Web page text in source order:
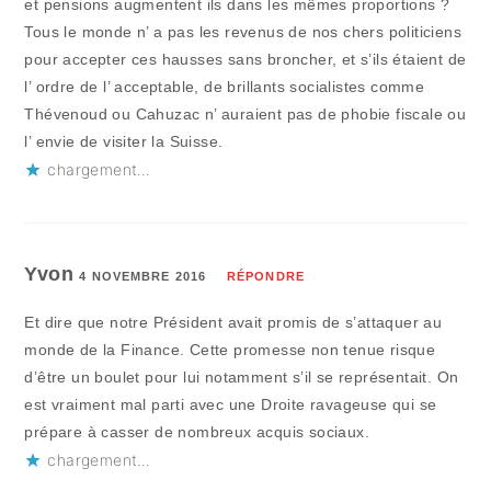
et pensions augmentent ils dans les mêmes proportions ?
Tous le monde n’ a pas les revenus de nos chers politiciens
pour accepter ces hausses sans broncher, et s’ils étaient de
l’ ordre de l’ acceptable, de brillants socialistes comme
Thévenoud ou Cahuzac n’ auraient pas de phobie fiscale ou
l’ envie de visiter la Suisse.
chargement…
Yvon4 NOVEMBRE 2016 RÉPONDRE
Et dire que notre Président avait promis de s’attaquer au
monde de la Finance. Cette promesse non tenue risque
d’être un boulet pour lui notamment s’il se représentait. On
est vraiment mal parti avec une Droite ravageuse qui se
prépare à casser de nombreux acquis sociaux.
chargement…